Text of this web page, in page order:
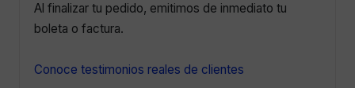
Al finalizar tu pedido, emitimos de inmediato tu
boleta o factura.
Conoce testimonios reales de clientes